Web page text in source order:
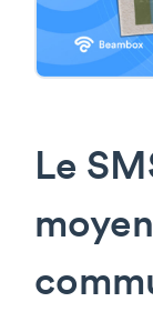
Le